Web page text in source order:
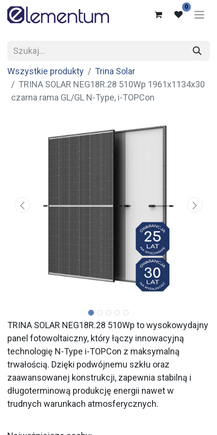
0
Wszystkie produkty
Trina Solar
TRINA SOLAR NEG18R.28 510Wp 1961x1134x30
czarna rama GL/GL N-Type, i-TOPCon
TRINA SOLAR NEG18R.28 510Wp to wysokowydajny
panel fotowoltaiczny, który łączy innowacyjną
technologię N-Type i-TOPCon z maksymalną
trwałością. Dzięki podwójnemu szkłu oraz
zaawansowanej konstrukcji, zapewnia stabilną i
długoterminową produkcję energii nawet w
trudnych warunkach atmosferycznych.